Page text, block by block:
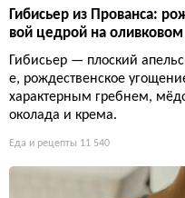
Гибисьер из Прованса:
вой цедрой на
Гибисьер — плоский
е, рождественское
характерным гребнем,
околада и крема.
Еда и рецепты 11 540